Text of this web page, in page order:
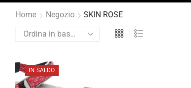
Home Negozio SKIN ROSE
IN SALDO